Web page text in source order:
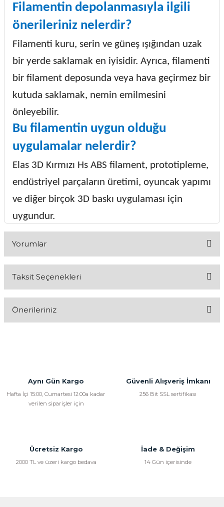
Filamentin depolanmasıyla ilgili
önerileriniz nelerdir?
Filamenti kuru, serin ve güneş ışığından uzak
bir yerde saklamak en iyisidir. Ayrıca, filamenti
bir filament deposunda veya hava geçirmez bir
kutuda saklamak, nemin emilmesini
önleyebilir.
Bu filamentin uygun olduğu
uygulamalar nelerdir?
Elas 3D Kırmızı Hs ABS filament, prototipleme,
endüstriyel parçaların üretimi, oyuncak yapımı
ve diğer birçok 3D baskı uygulaması için
uygundur.
Yorumlar
Taksit Seçenekleri
Önerileriniz
Ürün açıklamasında eksik bilgiler bulunuyor.
Bu ürüne benzer farklı alternatifler olmalı.
Aynı Gün Kargo
Hafta İçi 15:00, Cumartesi 12:00a kadar
verilen siparişler için
Güvenli Alışveriş İmkanı
256 Bit SSL sertifikası
Ücretsiz Kargo
2000 TL ve üzeri kargo bedava
İade & Değişim
14 Gün içerisinde